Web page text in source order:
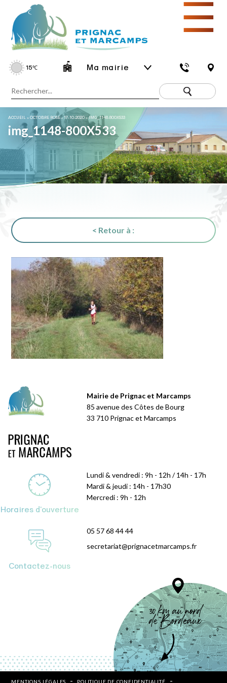
15℃ Ma mairie
☰
ACCUEIL »OCTOBRE ROSE – 17-10-2020»IMG_1148-800X533
img_1148-800X533
< Retour à :
Mairie de Prignac et Marcamps
85 avenue des Côtes de Bourg
33 710 Prignac et Marcamps
Horaires d'ouverture
Lundi & vendredi : 9h - 12h / 14h - 17h
Mardi & jeudi : 14h - 17h30
Mercredi : 9h - 12h
Contactez-nous
05 57 68 44 44
secretariat@prignacetmarcamps.fr
MENTIONS LÉGALES POLITIQUE DE CONFIDENTIALITÉ